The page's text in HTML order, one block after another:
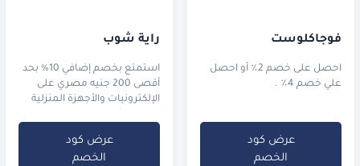
فوجاكلوست
احصل على خصم 2٪ أو احصل
علي خصم 4٪ .
عرض كود
الخصم
راية شوب
استمتع بخصم إضافي 10% بحد
أقصى 200 جنيه مصري على
الإلكترونيات والأجهزة المنزلية
عرض كود
الخصم